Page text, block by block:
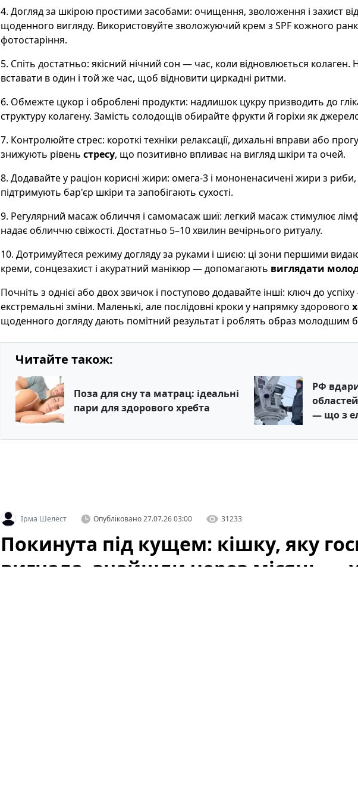
4. Догляд за шкірою простими засобами: очищення, зволоження і захист
щоденного вигляду. Використовуйте зволожуючий крем з SPF кожного
фотостаріння.
5. Спіть достатньо: якісний нічний сон — час, коли відновлюється колаген.
вставати в один і той же час, щоб відновити циркадні ритми.
6. Обмежте цукор і оброблені продукти: надлишок цукру призводить до
структуру колагену. Замість солодощів обирайте фрукти й горіхи як джерело
7. Контролюйте стрес: короткі техніки релаксації, дихальні вправи або
знижують рівень стресу, що позитивно впливає на вигляд шкіри та очей.
8. Додавайте у раціон корисні жири: омега-3 і мононенасичені жири з риби,
підтримують бар'єр шкіри та запобігають сухості.
9. Регулярний масаж обличчя і самомасаж шиї: легкий масаж стимулює
надає обличчю свіжості. Достатньо 5–10 хвилин вечірнього ритуалу.
10. Дотримуйтеся режиму догляду за руками і шиєю: ці зони першими
креми, сонцезахист і акуратний манікюр — допомагають виглядати
Почніть з однієї або двох звичок і поступово додавайте інші: ключ до
екстремальні зміни. Маленькі, але послідовні кроки у напрямку здорового
щоденного догляду дають помітний результат і роблять образ молодшим
Читайте також:
Поза для сну та матрац: ідеальні
пари для здорового хребта
РФ
— що з
Ірма Шелест Опубліковано27.07.26 03:00 31233
Покинута під кущем: кішку, яку
вигнала, знайшли через місяць —